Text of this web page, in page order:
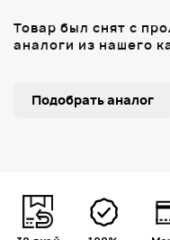
Товар был снят с
аналоги из нашего
Подобрать аналог